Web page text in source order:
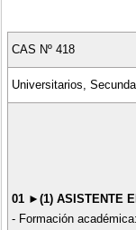
CAS Nº 418
Universitarios,
01 ►(1) ASISTENTE
- Formación